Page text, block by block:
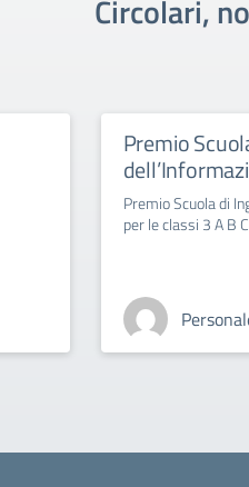
Circolari,
Premio
Premio Scuola di
per le classi 3 A B C